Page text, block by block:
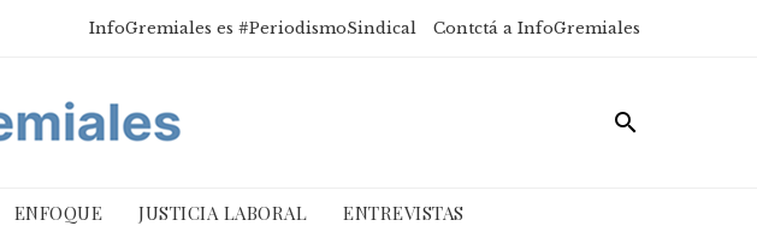
InfoGremiales es #PeriodismoSindical Contctá a InfoGremiales
ENFOQUE JUSTICIA LABORAL ENTREVISTAS